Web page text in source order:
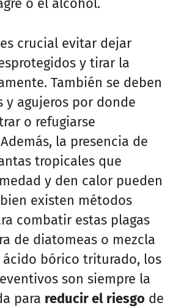
o el alcohol.
crucial evitar dejar
y tirar la
También se deben
y agujeros por donde
o refugiarse
la presencia de
tropicales que
y den calor pueden
existen métodos
combatir estas plagas
de diatomeas o mezcla
ácido bórico triturado, los
son siempre la
para reducir el riesgo de